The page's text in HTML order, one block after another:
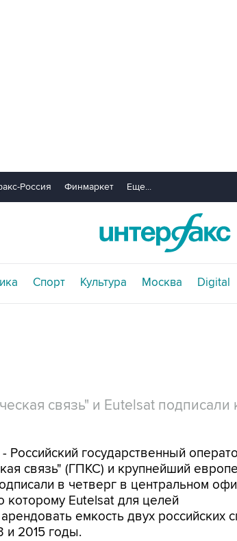
Россия Финмаркет Еще...
Спорт Культура Москва Digital
связь" и Eutelsat подписали
государственный
связь" (ГПКС) и крупнейший
в четверг в центральном
которому Eutelsat для целей
емкость двух российских
и 2015 годы.